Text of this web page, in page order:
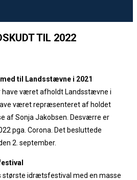
TIL 2022
til Landsstævne i 2021
have været afholdt Landsstævne i
været repræsenteret af holdet
af Sonja Jakobsen. Desværre er
pga. Corona. Det besluttede
2. september.
største idrætsfestival med en masse